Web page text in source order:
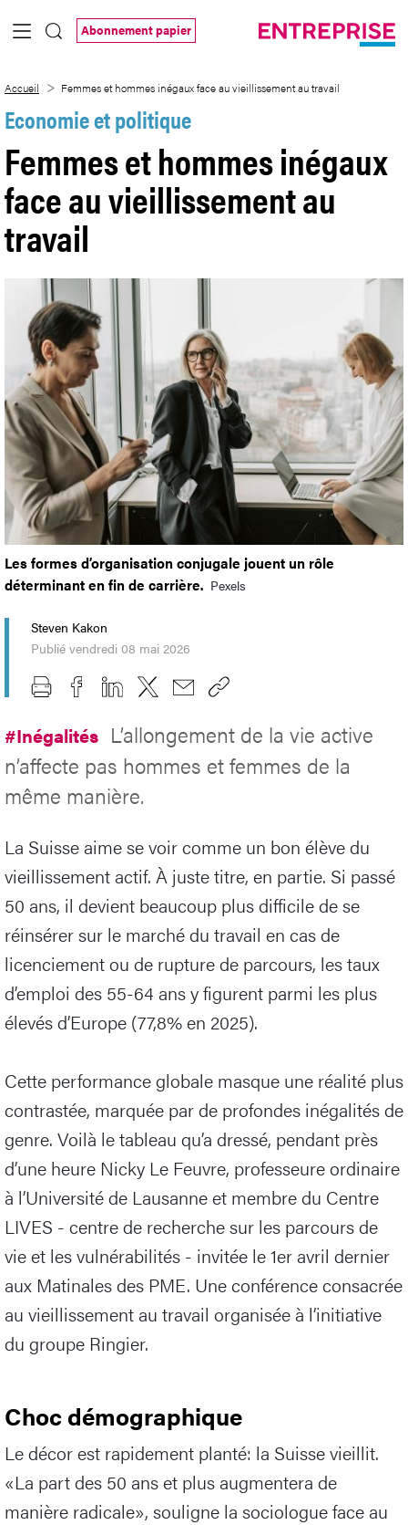
Saut au contenu principal
Abonnement papier
Accueil Femmes et hommes inégaux face au vieillissement au travail
Economie et politique
Femmes et hommes inégaux
face au vieillissement au
travail
Les formes d’organisation conjugale jouent un rôle
déterminant en fin de carrière. Pexels
Steven Kakon
Publié vendredi 08 mai 2026
#Inégalités L’allongement de la vie active
n’affecte pas hommes et femmes de la
même manière.
La Suisse aime se voir comme un bon élève du
vieillissement actif. À juste titre, en partie. Si passé
50 ans, il devient beaucoup plus difficile de se
réinsérer sur le marché du travail en cas de
licenciement ou de rupture de parcours, les taux
d’emploi des 55-64 ans y figurent parmi les plus
élevés d’Europe (77,8% en 2025).
Cette performance globale masque une réalité plus
contrastée, marquée par de profondes inégalités de
genre. Voilà le tableau qu’a dressé, pendant près
d’une heure Nicky Le Feuvre, professeure ordinaire
à l’Université de Lausanne et membre du Centre
LIVES - centre de recherche sur les parcours de
vie et les vulnérabilités - invitée le 1er avril dernier
aux Matinales des PME. Une conférence consacrée
au vieillissement au travail organisée à l’initiative
du groupe Ringier.
Choc démographique
Le décor est rapidement planté: la Suisse vieillit.
«La part des 50 ans et plus augmentera de
manière radicale», souligne la sociologue face au